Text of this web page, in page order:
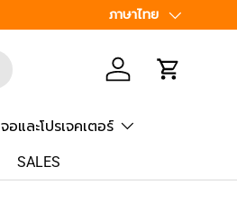
เพิ่มเพื่อนLine
ภาษา
ภาษาไทย
เข้าสู่ระบบรถเข็น
จอและโปรเจคเตอร์
SALES